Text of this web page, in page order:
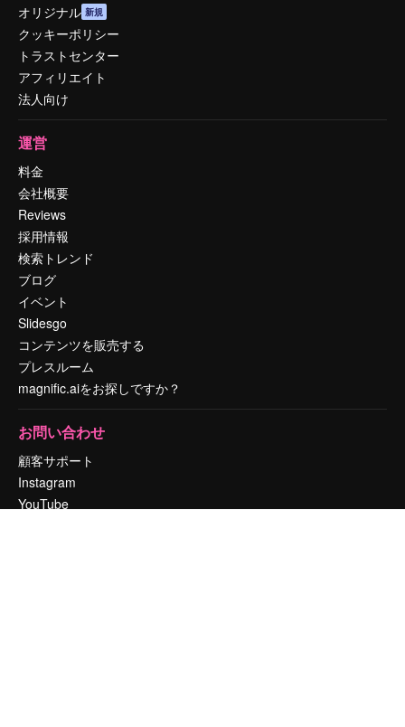
オリジナル 新規
クッキーポリシー
トラストセンター
アフィリエイト
法人向け
運営
料金
会社概要
Reviews
採用情報
検索トレンド
ブログ
イベント
Slidesgo
コンテンツを販売する
プレスルーム
magnific.aiをお探しですか？
お問い合わせ
顧客サポート
Instagram
YouTube